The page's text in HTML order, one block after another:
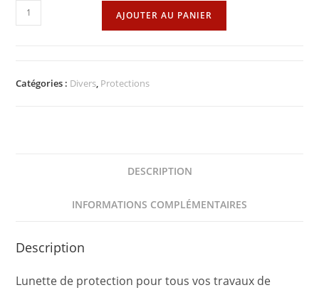
quantité
de
protection
AJOUTER AU PANIER
Catégories : Divers, Protections
DESCRIPTION
INFORMATIONS COMPLÉMENTAIRES
Description
Lunette de protection pour tous vos travaux de